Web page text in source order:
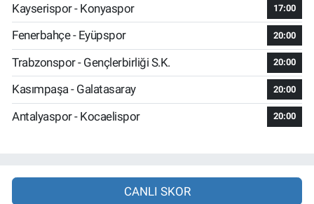
Kayserispor - Konyaspor
17:00
Fenerbahçe - Eyüpspor 20:00
Trabzonspor - Gençlerbirliği S.K. 20:00
Kasımpaşa - Galatasaray 20:00
Antalyaspor - Kocaelispor 20:00
CANLI SKOR